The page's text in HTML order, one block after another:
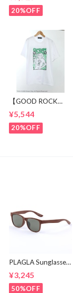
20%OFF
【GOOD ROCK
SPEED】 GREEN
DAY “Kerplunk!”
Front & Back
Graphic T-Shirt
¥5,544
20%OFF
PLAGLA Sunglasses
PG-03
BROWN×GREEN
¥3,245
50%OFF